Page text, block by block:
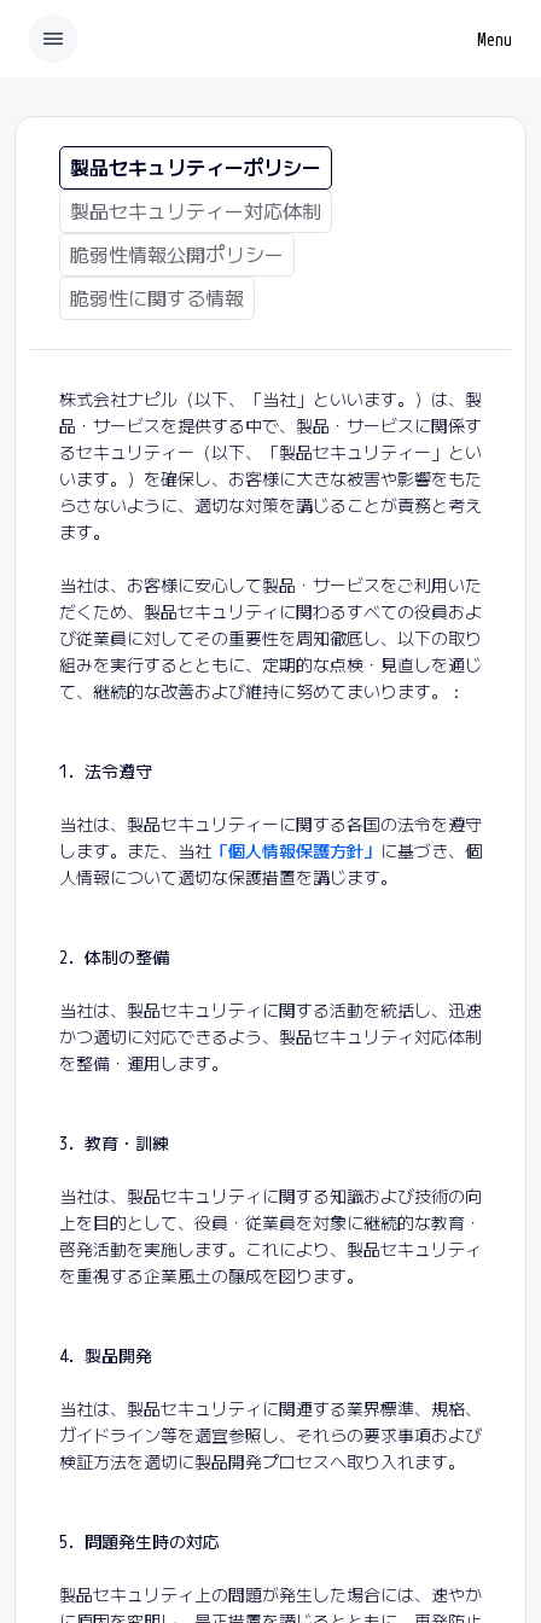
Menu
製品セキュリティーポリシー
製品セキュリティー対応体制
脆弱性情報公開ポリシー
脆弱性に関する情報
株式会社ナピル（以下、「当社」といいます。）は、製
品・サービスを提供する中で、製品・サービスに関係す
るセキュリティー（以下、「製品セキュリティー」とい
います。）を確保し、お客様に大きな被害や影響をもた
らさないように、適切な対策を講じることが責務と考え
ます。
当社は、お客様に安心して製品・サービスをご利用いた
だくため、製品セキュリティに関わるすべての役員およ
び従業員に対してその重要性を周知徹底し、以下の取り
組みを実行するとともに、定期的な点検・見直しを通じ
て、継続的な改善および維持に努めてまいります。：
1. 法令遵守
当社は、製品セキュリティーに関する各国の法令を遵守
します。また、当社 「個人情報保護方針」 に基づき、個
人情報について適切な保護措置を講じます。
2. 体制の整備
当社は、製品セキュリティに関する活動を統括し、迅速
かつ適切に対応できるよう、製品セキュリティ対応体制
を整備・運用します。
3. 教育・訓練
当社は、製品セキュリティに関する知識および技術の向
上を目的として、役員・従業員を対象に継続的な教育・
啓発活動を実施します。これにより、製品セキュリティ
を重視する企業風土の醸成を図ります。
4. 製品開発
当社は、製品セキュリティに関連する業界標準、規格、
ガイドライン等を適宜参照し、それらの要求事項および
検証方法を適切に製品開発プロセスへ取り入れます。
5. 問題発生時の対応
製品セキュリティ上の問題が発生した場合には、速やか